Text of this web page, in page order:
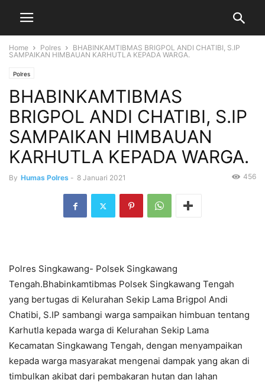
Home Polres
BHABINKAMTIBMAS BRIGPOL ANDI CHATIBI, S.IP
SAMPAIKAN HIMBAUAN KARHUTLA KEPADA WARGA.
Polres
BHABINKAMTIBMAS
BRIGPOL ANDI CHATIBI, S.IP
SAMPAIKAN HIMBAUAN
KARHUTLA KEPADA WARGA.
By Humas Polres - 8 Januari 2021 456
Polres Singkawang- Polsek Singkawang
Tengah.Bhabinkamtibmas Polsek Singkawang Tengah
yang bertugas di Kelurahan Sekip Lama Brigpol Andi
Chatibi, S.IP sambangi warga sampaikan himbuan tentang
Karhutla kepada warga di Kelurahan Sekip Lama
Kecamatan Singkawang Tengah, dengan menyampaikan
kepada warga masyarakat mengenai dampak yang akan di
timbulkan akibat dari pembakaran hutan dan lahan